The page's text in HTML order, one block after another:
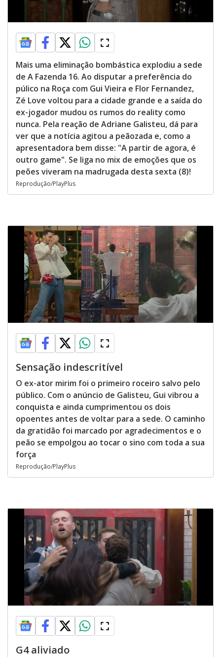
Mais uma eliminação bombástica explodiu a sede
de A Fazenda 16. Ao disputar a preferência do
púlico na Roça com Gui Vieira e Flor Fernandez,
Zé Love voltou para a cidade grande e a saída do
ex-jogador mudou os rumos do reality como
nunca. Pela reação de Adriane Galisteu, dá para
ver que a notícia agitou a peãozada e, como a
apresentadora bem disse: "A partir de agora, é
outro game". Se liga no mix de emoções que os
peões viveram na madrugada desta sexta (8)!
Reprodução/PlayPlus
Sensação indescritível
O ex-ator mirim foi o primeiro roceiro salvo pelo
público. Com o anúncio de Galisteu, Gui vibrou a
conquista e ainda cumprimentou os dois
opoentes antes de voltar para a sede. O caminho
da gratidão foi marcado por agradecimentos e o
peão se empolgou ao tocar o sino com toda a sua
força
Reprodução/PlayPlus
G4 aliviado